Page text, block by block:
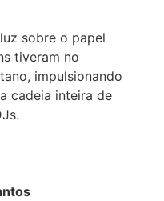
sobre o papel
tiveram no
impulsionando
cadeia inteira de